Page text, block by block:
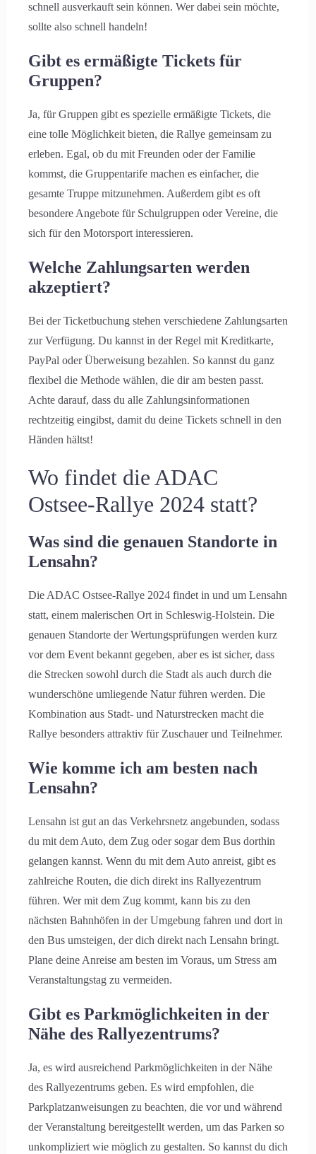
schnell ausverkauft sein können. Wer dabei sein möchte,
sollte also schnell handeln!
Gibt es ermäßigte Tickets für
Gruppen?
Ja, für Gruppen gibt es spezielle ermäßigte Tickets, die
eine tolle Möglichkeit bieten, die Rallye gemeinsam zu
erleben. Egal, ob du mit Freunden oder der Familie
kommst, die Gruppentarife machen es einfacher, die
gesamte Truppe mitzunehmen. Außerdem gibt es oft
besondere Angebote für Schulgruppen oder Vereine, die
sich für den Motorsport interessieren.
Welche Zahlungsarten werden
akzeptiert?
Bei der Ticketbuchung stehen verschiedene Zahlungsarten
zur Verfügung. Du kannst in der Regel mit Kreditkarte,
PayPal oder Überweisung bezahlen. So kannst du ganz
flexibel die Methode wählen, die dir am besten passt.
Achte darauf, dass du alle Zahlungsinformationen
rechtzeitig eingibst, damit du deine Tickets schnell in den
Händen hältst!
Wo findet die ADAC
Ostsee-Rallye 2024 statt?
Was sind die genauen Standorte in
Lensahn?
Die ADAC Ostsee-Rallye 2024 findet in und um Lensahn
statt, einem malerischen Ort in Schleswig-Holstein. Die
genauen Standorte der Wertungsprüfungen werden kurz
vor dem Event bekannt gegeben, aber es ist sicher, dass
die Strecken sowohl durch die Stadt als auch durch die
wunderschöne umliegende Natur führen werden. Die
Kombination aus Stadt- und Naturstrecken macht die
Rallye besonders attraktiv für Zuschauer und Teilnehmer.
Wie komme ich am besten nach
Lensahn?
Lensahn ist gut an das Verkehrsnetz angebunden, sodass
du mit dem Auto, dem Zug oder sogar dem Bus dorthin
gelangen kannst. Wenn du mit dem Auto anreist, gibt es
zahlreiche Routen, die dich direkt ins Rallyezentrum
führen. Wer mit dem Zug kommt, kann bis zu den
nächsten Bahnhöfen in der Umgebung fahren und dort in
den Bus umsteigen, der dich direkt nach Lensahn bringt.
Plane deine Anreise am besten im Voraus, um Stress am
Veranstaltungstag zu vermeiden.
Gibt es Parkmöglichkeiten in der
Nähe des Rallyezentrums?
Ja, es wird ausreichend Parkmöglichkeiten in der Nähe
des Rallyezentrums geben. Es wird empfohlen, die
Parkplatzanweisungen zu beachten, die vor und während
der Veranstaltung bereitgestellt werden, um das Parken so
unkompliziert wie möglich zu gestalten. So kannst du dich